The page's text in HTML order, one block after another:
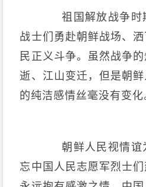
祖国解放战争时
战士们勇赴朝鲜战场、
民正义斗争。虽然战争
逝、江山变迁，但是朝
的纯洁感情丝毫没有变化
朝鲜人民视情谊
忘中国人民志愿军烈士